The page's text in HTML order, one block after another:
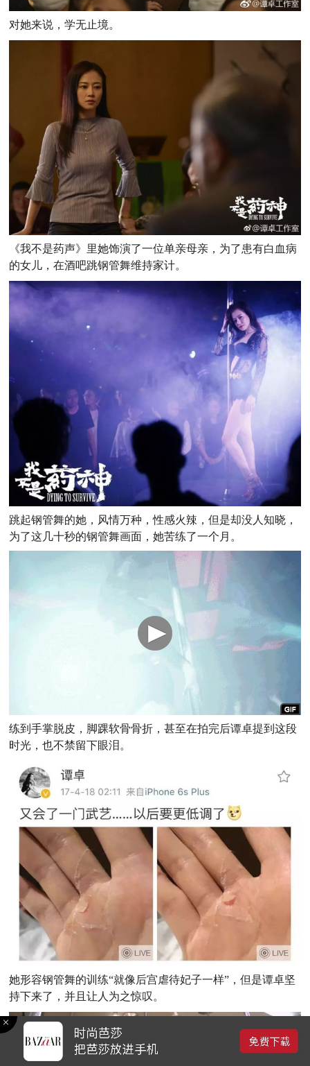
对她来说，学无止境。
《我不是药声》里她饰演了一位单亲母亲，为了患有白血病
的女儿，在酒吧跳钢管舞维持家计。
跳起钢管舞的她，风情万种，性感火辣，但是却没人知晓，
为了这几十秒的钢管舞画面，她苦练了一个月。
练到手掌脱皮，脚踝软骨骨折，甚至在拍完后谭卓提到这段
时光，也不禁留下眼泪。
她形容钢管舞的训练“就像后宫虐待妃子一样”，但是谭卓坚
持下来了，并且让人为之惊叹。